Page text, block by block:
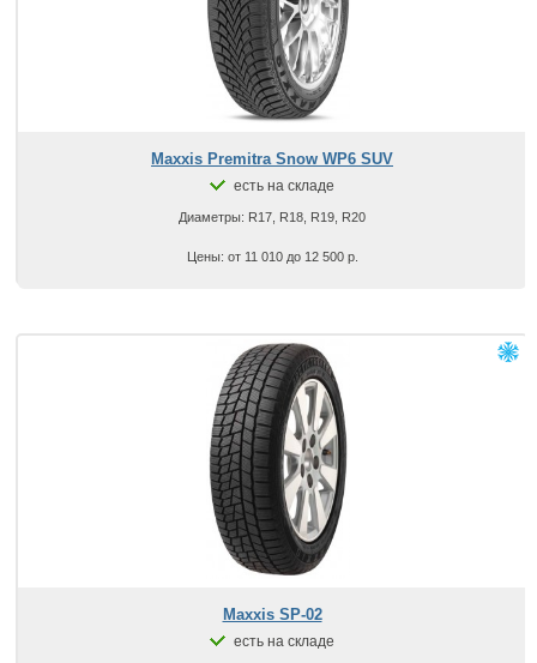
Maxxis Premitra Snow WP6 SUV
есть на складе
Диаметры: R17, R18, R19, R20
Цены: от 11 010 до 12 500 р.
Maxxis SP-02
есть на складе